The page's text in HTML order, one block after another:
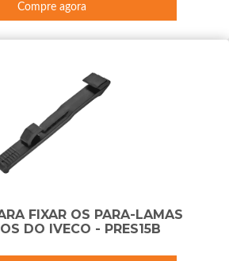
Compre agora
FIXAR OS PARA-LAMAS
DO IVECO - PRES15B